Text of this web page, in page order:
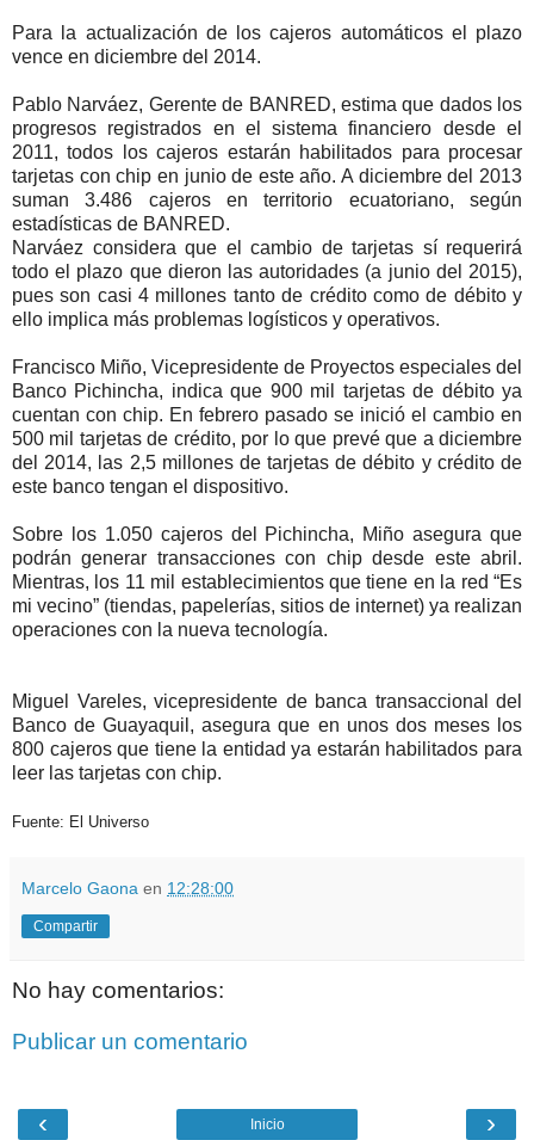
Para la actualización de los cajeros automáticos el plazo
vence en diciembre del 2014.
Pablo Narváez, Gerente de BANRED, estima que dados los
progresos registrados en el sistema financiero desde el
2011, todos los cajeros estarán habilitados para procesar
tarjetas con chip en junio de este año. A diciembre del 2013
suman 3.486 cajeros en territorio ecuatoriano, según
estadísticas de BANRED.
Narváez considera que el cambio de tarjetas sí requerirá
todo el plazo que dieron las autoridades (a junio del 2015),
pues son casi 4 millones tanto de crédito como de débito y
ello implica más problemas logísticos y operativos.
Francisco Miño, Vicepresidente de Proyectos especiales del
Banco Pichincha, indica que 900 mil tarjetas de débito ya
cuentan con chip. En febrero pasado se inició el cambio en
500 mil tarjetas de crédito, por lo que prevé que a diciembre
del 2014, las 2,5 millones de tarjetas de débito y crédito de
este banco tengan el dispositivo.
Sobre los 1.050 cajeros del Pichincha, Miño asegura que
podrán generar transacciones con chip desde este abril.
Mientras, los 11 mil establecimientos que tiene en la red “Es
mi vecino” (tiendas, papelerías, sitios de internet) ya realizan
operaciones con la nueva tecnología.
Miguel Vareles, vicepresidente de banca transaccional del
Banco de Guayaquil, asegura que en unos dos meses los
800 cajeros que tiene la entidad ya estarán habilitados para
leer las tarjetas con chip.
Fuente: El Universo
Marcelo Gaona en 12:28:00
Compartir
No hay comentarios:
Publicar un comentario
‹ ›
Inicio